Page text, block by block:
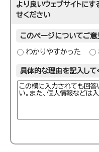
より良いウェブサイトに
せください
このページについてご
わかりやすかった
具体的な理由を記入して